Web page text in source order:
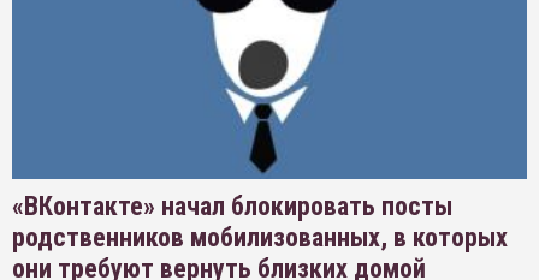
«ВКонтакте» начал блокировать посты
родственников мобилизованных, в которых
они требуют вернуть близких домой